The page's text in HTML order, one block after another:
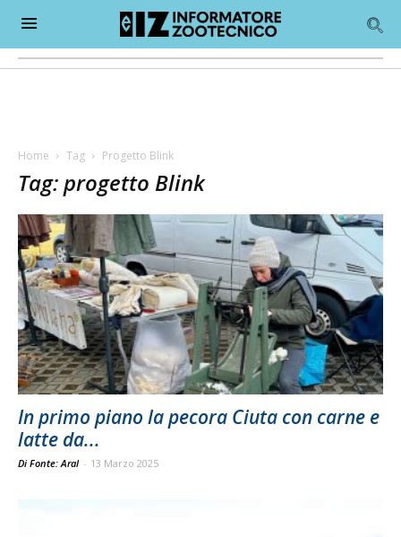
Home Tag Progetto Blink
Tag: progetto Blink
In primo piano la pecora Ciuta con carne e
latte da...
Di Fonte: Aral - 13 Marzo 2025